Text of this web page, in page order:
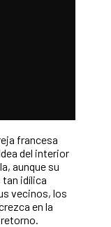
francesa
del interior
aunque su
idílica
vecinos, los
en la